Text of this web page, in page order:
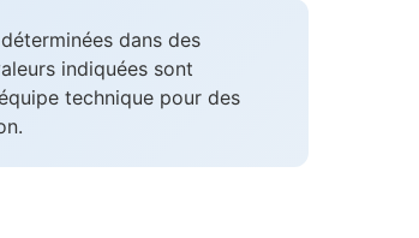
dans des
indiquées sont
technique pour des